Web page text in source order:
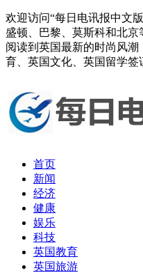
欢迎访问“每日电讯报中文
盛顿、巴黎、莫斯科和北
阅读到英国最新的时尚风
育、英国文化、英国留学签
首页
新闻
经济
健康
娱乐
科技
英国教育
英国旅游